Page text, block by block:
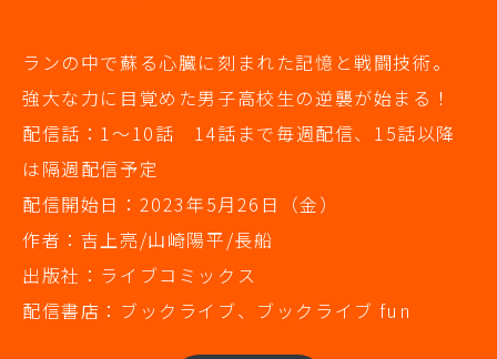
ランの中で蘇る心臓に刻まれた記憶と戦闘技術。
強大な力に目覚めた男子高校生の逆襲が始まる！
配信話：1～10話 14話まで毎週配信、15話以降
は隔週配信予定
配信開始日：2023年5月26日（金）
作者：吉上亮/山崎陽平/長船
出版社：ライブコミックス
配信書店：ブックライブ、ブックライブ fun